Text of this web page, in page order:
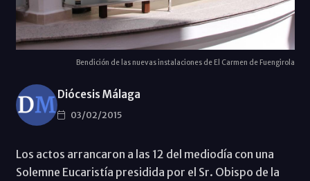
Bendición de las nuevas instalaciones de El Carmen de Fuengirola
Diócesis Málaga
03/02/2015
Los actos arrancaron a las 12 del mediodía con una
Solemne Eucaristía presidida por el Sr. Obispo de la